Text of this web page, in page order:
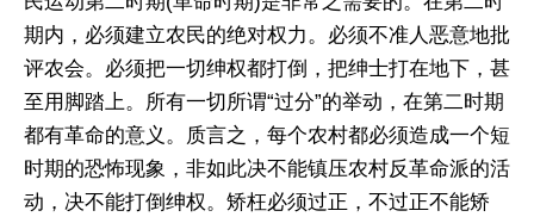
期内，必须建立农民的绝对权力。必须不准人恶意地批
评农会。必须把一切绅权都打倒，把绅士打在地下，甚
至用脚踏上。所有一切所谓“过分”的举动，在第二时期
都有革命的意义。质言之，每个农村都必须造成一个短
时期的恐怖现象，非如此决不能镇压农村反革命派的活
动，决不能打倒绅权。矫枉必须过正，不过正不能矫